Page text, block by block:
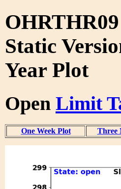
Static
Year Plot
Open Limit
One Week Plot Three